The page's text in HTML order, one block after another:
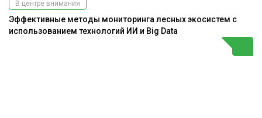
В центре внимания
Эффективные методы мониторинга лесных экосистем с
использованием технологий ИИ и Big Data